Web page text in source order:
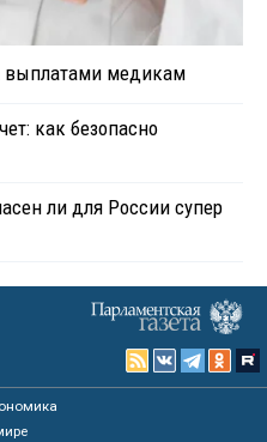
выплатами медикам
как безопасно
ли для России супер